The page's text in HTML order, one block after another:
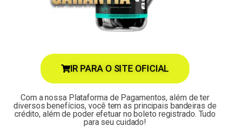
IR PARA O SITE OFICIAL
Com a nossa Plataforma de Pagamentos, além de ter
diversos benefícios, você tem as principais bandeiras de
crédito, além de poder efetuar no boleto registrado. Tudo
para seu cuidado!